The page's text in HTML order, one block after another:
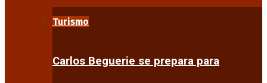
Turismo
Carlos Beguerie se prepara para